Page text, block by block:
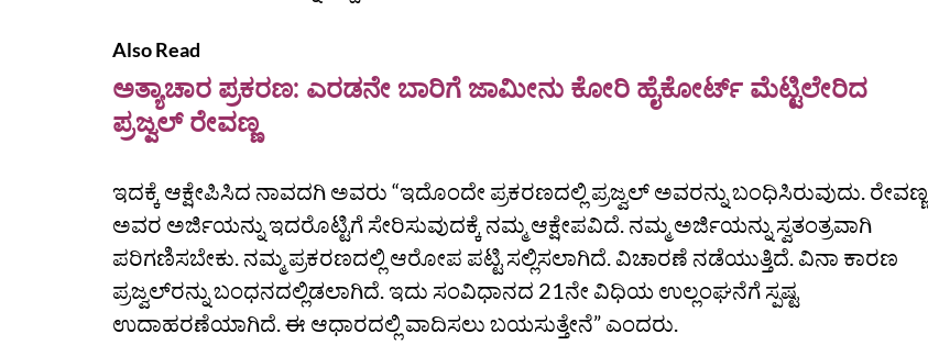
Also Read
ಅತ್ಯಾಚಾರ ಪ್ರಕರಣ: ಎರಡನೇ ಬಾರಿಗೆ ಜಾಮೀನು ಕೋರಿ ಹೈಕೋರ್ಟ್‌ ಮೆಟ್ಟಿಲೇರಿದ
ಪ್ರಜ್ವಲ್‌ ರೇವಣ್ಣ
ಇದಕ್ಕೆ ಆಕ್ಷೇಪಿಸಿದ ನಾವದಗಿ ಅವರು “ಇದೊಂದೇ ಪ್ರಕರಣದಲ್ಲಿ ಪ್ರಜ್ವಲ್‌ ಅವರನ್ನು ಬಂಧಿಸಿರುವುದು. ರೇವಣ್ಣ
ಅವರ ಅರ್ಜಿಯನ್ನು ಇದರೊಟ್ಟಿಗೆ ಸೇರಿಸುವುದಕ್ಕೆ ನಮ್ಮ ಆಕ್ಷೇಪವಿದೆ. ನಮ್ಮ ಅರ್ಜಿಯನ್ನು ಸ್ವತಂತ್ರವಾಗಿ
ಪರಿಗಣಿಸಬೇಕು. ನಮ್ಮ ಪ್ರಕರಣದಲ್ಲಿ ಆರೋಪ ಪಟ್ಟಿ ಸಲ್ಲಿಸಲಾಗಿದೆ. ವಿಚಾರಣೆ ನಡೆಯುತ್ತಿದೆ. ವಿನಾ ಕಾರಣ
ಪ್ರಜ್ವಲ್‌ರನ್ನು ಬಂಧನದಲ್ಲಿಡಲಾಗಿದೆ. ಇದು ಸಂವಿಧಾನದ 21ನೇ ವಿಧಿಯ ಉಲ್ಲಂಘನೆಗೆ ಸ್ಪಷ್ಟ
ಉದಾಹರಣೆಯಾಗಿದೆ. ಈ ಆಧಾರದಲ್ಲಿ ವಾದಿಸಲು ಬಯಸುತ್ತೇನೆ” ಎಂದರು.